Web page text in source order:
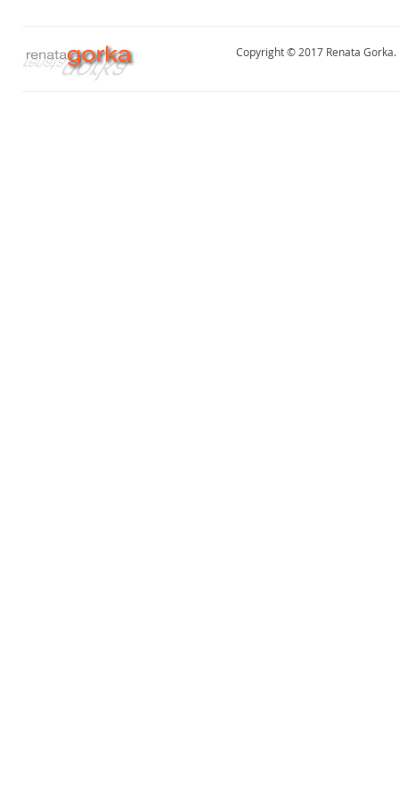
Copyright © 2017 Renata